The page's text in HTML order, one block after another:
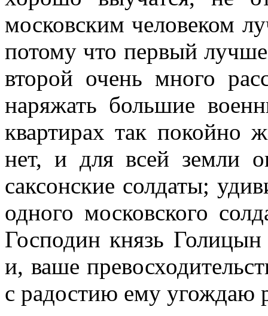
московским человеком
потому что первый
второй очень много
наряжать большие
квартирах так покойно
нет, и для всей земли
саксонские солдаты;
одного московского
Господин князь
и, ваше
с радостию ему угождаю